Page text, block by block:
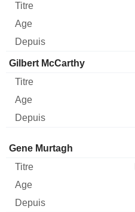
Gilbert McCarthy
Administrateur
Gene Murtagh